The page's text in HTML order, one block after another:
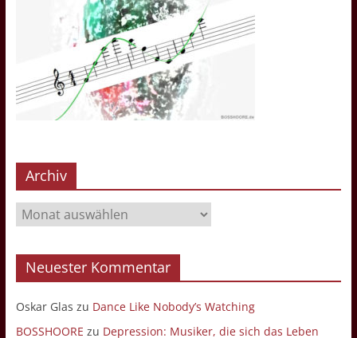
Archiv
Archiv
Neuester Kommentar
Oskar Glas zu Dance Like Nobody’s Watching
BOSSHOORE zu Depression: Musiker, die sich das Leben